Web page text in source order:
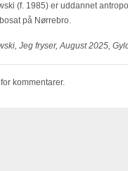
(f. 1985) er uddannet
på Nørrebro.
Jeg fryser, August 2025,
kommentarer.